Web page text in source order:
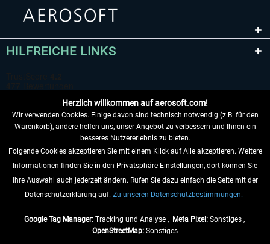
HILFREICHE LINKS
VERTRAG WIDERRUFEN
INFORMATIONEN
Herzlich willkommen auf aerosoft.com!
Wir verwenden Cookies. Einige davon sind technisch notwendig (z.B. für den
Warenkorb), andere helfen uns, unser Angebot zu verbessern und Ihnen ein
besseres Nutzererlebnis zu bieten.
Folgende Cookies akzeptieren Sie mit einem Klick auf Alle akzeptieren. Weitere
Informationen finden Sie in den Privatsphäre-Einstellungen, dort können Sie
Ihre Auswahl auch jederzeit ändern. Rufen Sie dazu einfach die Seite mit der
Datenschutzerklärung auf. Zu unseren Datenschutzbestimmungen.
Google Tag Manager:Tracking und Analyse , Meta Pixel:Sonstiges ,
OpenStreetMap: Sonstiges